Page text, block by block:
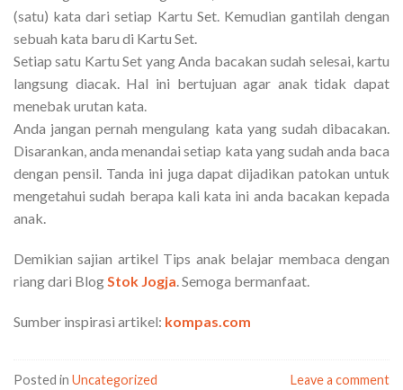
(satu) kata dari setiap Kartu Set. Kemudian gantilah dengan
sebuah kata baru di Kartu Set.
Setiap satu Kartu Set yang Anda bacakan sudah selesai, kartu
langsung diacak. Hal ini bertujuan agar anak tidak dapat
menebak urutan kata.
Anda jangan pernah mengulang kata yang sudah dibacakan.
Disarankan, anda menandai setiap kata yang sudah anda baca
dengan pensil. Tanda ini juga dapat dijadikan patokan untuk
mengetahui sudah berapa kali kata ini anda bacakan kepada
anak.
Demikian sajian artikel Tips anak belajar membaca dengan
riang dari BlogStok Jogja. Semoga bermanfaat.
Sumber inspirasi artikel: kompas.com
Posted in Uncategorized Leave a comment